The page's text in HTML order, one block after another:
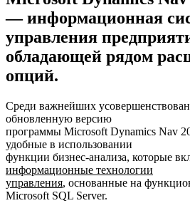
— информационная
управления
обладающей рядом
опций.
Среди важнейших
обновленную версию
программы Microsoft Dynamics Nav
удобные в использовании
функции бизнес-анализа, которые
информационные технологии
управления, основанные на
Microsoft SQL Server.